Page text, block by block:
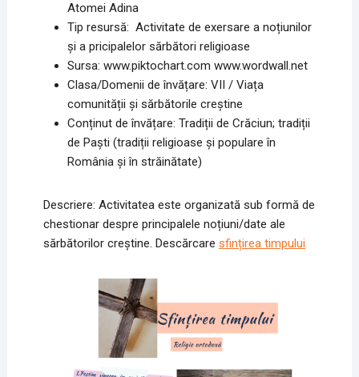
Atomei Adina
Tip resursă: Activitate de exersare a noțiunilor
și a pricipalelor sărbători religioase
Sursa: www.piktochart.com www.wordwall.net
Clasa/Domenii de învățare: VII / Viața
comunității şi sărbătorile creştine
Conținut de învățare: Tradiții de Crăciun; tradiții
de Paşti (tradiții religioase şi populare în
România şi în străinătate)
Descriere: Activitatea este organizată sub formă de
chestionar despre principalele noțiuni/date ale
sărbătorilor creștine. Descărcare sfințirea timpului